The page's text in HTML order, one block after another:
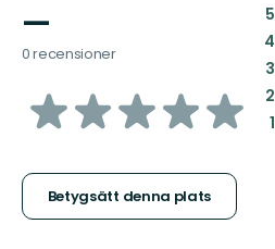
—
0 recensioner
av
stjärnor
Betygsätt denna plats
5:
4:
3:
2:
1: